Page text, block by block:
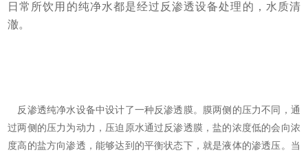
日常所饮用的纯净水都是经过反渗透设备处理的，水质清
澈。
反渗透纯净水设备中设计了一种反渗透膜。膜两侧的压力不同，通
过两侧的压力为动力，压迫原水通过反渗透膜，盐的浓度低的会向浓
度高的盐方向渗透，能够达到的平衡状态下，就是液体的渗透压。当